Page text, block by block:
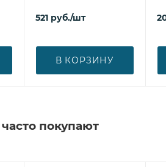
521 руб./шт
В КОРЗИНУ
покупают